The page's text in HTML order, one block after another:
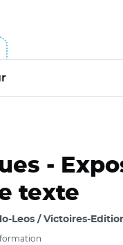
-
texte
Leos / Victoires-